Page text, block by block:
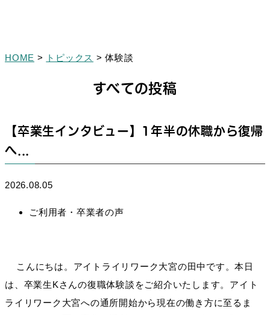
HOME > トピックス >体験談
すべての投稿
【卒業生インタビュー】1年半の休職から復帰
へ...
2026.08.05
ご利用者・卒業者の声
こんにちは。アイトライリワーク大宮の田中です。本日
は、卒業生Kさんの復職体験談をご紹介いたします。アイト
ライリワーク大宮への通所開始から現在の働き方に至るま